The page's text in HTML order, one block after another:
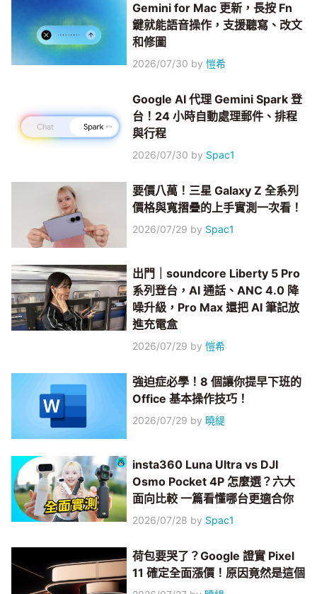
Gemini for Mac 更新，長按 Fn
鍵就能語音操作，支援聽寫、改文
和修圖
2026/07/30 by愷希
Google AI 代理 Gemini Spark 登
台！24 小時自動處理郵件、排程
與行程
2026/07/30 by Spac1
要價八萬！三星 Galaxy Z 全系列
價格與寬摺疊的上手實測一次看！
2026/07/29 by Spac1
出門｜soundcore Liberty 5 Pro
系列登台，AI 通話、ANC 4.0 降
噪升級，Pro Max 還把 AI 筆記放
進充電盒
2026/07/29 by愷希
強迫症必學！8 個讓你提早下班的
Office 基本操作技巧！
2026/07/29 by 曉緹
insta360 Luna Ultra vs DJI
Osmo Pocket 4P 怎麼選？六大
面向比較 一篇看懂哪台更適合你
2026/07/28 by Spac1
荷包要哭了？Google 證實 Pixel
11 確定全面漲價！原因竟然是這個